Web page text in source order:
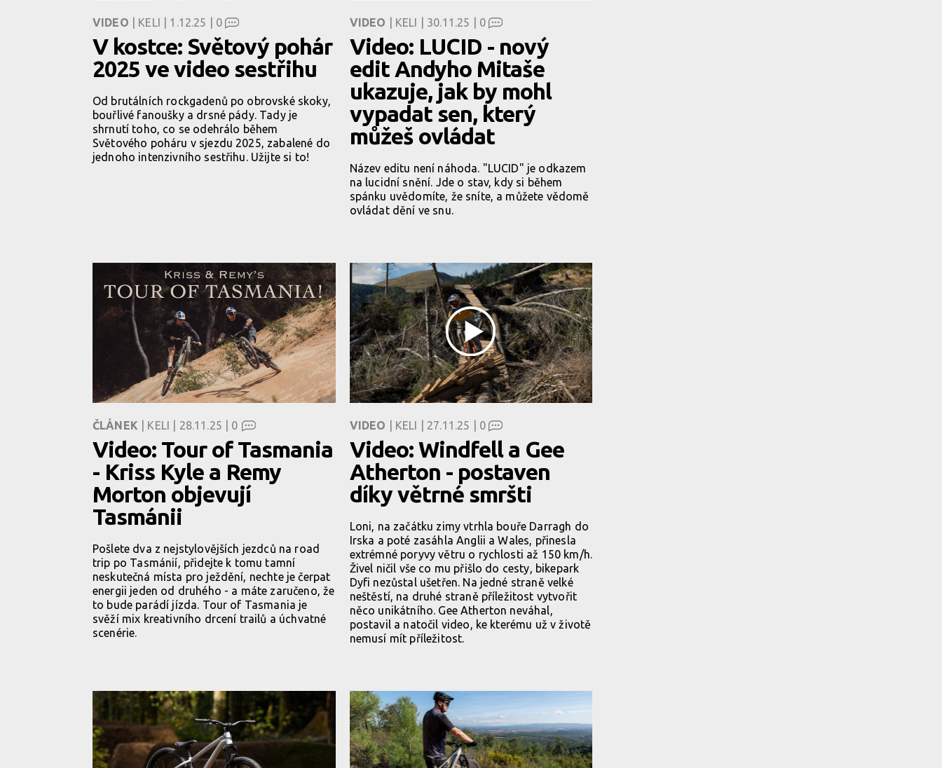
VIDEO | KELI | 1.12.25 | 0
V kostce: Světový pohár
2025 ve video sestřihu
Od brutálních rockgadenů po obrovské skoky,
bouřlivé fanoušky a drsné pády. Tady je
shrnutí toho, co se odehrálo během
Světového poháru v sjezdu 2025, zabalené do
jednoho intenzivního sestřihu. Užijte si to!
VIDEO | KELI | 30.11.25 | 0
Video: LUCID - nový
edit Andyho Mitaše
ukazuje, jak by mohl
vypadat sen, který
můžeš ovládat
Název editu není náhoda. "LUCID" je odkazem
na lucidní snění. Jde o stav, kdy si během
spánku uvědomíte, že sníte, a můžete vědomě
ovládat dění ve snu.
ČLÁNEK | KELI | 28.11.25 | 0
Video: Tour of Tasmania
- Kriss Kyle a Remy
Morton objevují
Tasmánii
Pošlete dva z nejstylovějších jezdců na road
trip po Tasmánií, přidejte k tomu tamní
neskutečná místa pro ježdění, nechte je čerpat
energii jeden od druhého - a máte zaručeno, že
to bude parádí jízda. Tour of Tasmania je
svěží mix kreativního drcení trailů a úchvatné
scenérie.
VIDEO | KELI | 27.11.25 | 0
Video: Windfell a Gee
Atherton - postaven
díky větrné smršti
Loni, na začátku zimy vtrhla bouře Darragh do
Irska a poté zasáhla Anglii a Wales, přinesla
extrémné poryvy větru o rychlosti až 150 km/h.
Živel ničil vše co mu přišlo do cesty, bikepark
Dyfi nezůstal ušetřen. Na jedné straně velké
neštěstí, na druhé straně příležitost vytvořit
něco unikátního. Gee Atherton neváhal,
postavil a natočil video, ke kterému už v životě
nemusí mít příležitost.